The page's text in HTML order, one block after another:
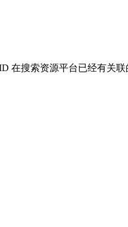
在搜索资源平台已经有关